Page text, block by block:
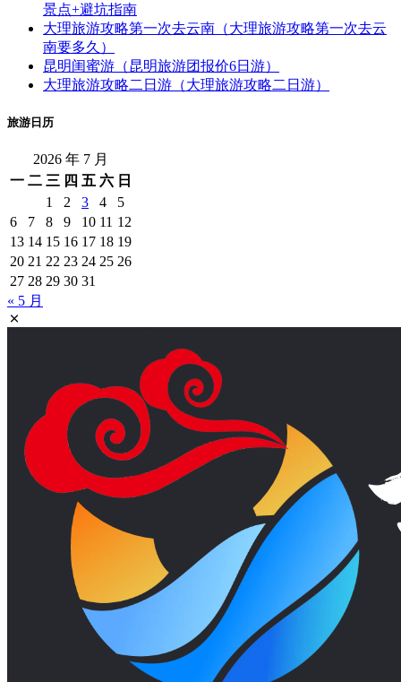
景点+避坑指南
大理旅游攻略第一次去云南（大理旅游攻略第一次去云
南要多久）
昆明闺蜜游（昆明旅游团报价6日游）
大理旅游攻略二日游（大理旅游攻略二日游）
旅游日历
2026 年 7 月
一 二 三 四 五 六 日
1
2 3 4
5
6
7 8 9 10 11 12
13 14 15 16 17 18 19
20 21 22 23 24 25 26
27 28 29 30 31
« 5 月